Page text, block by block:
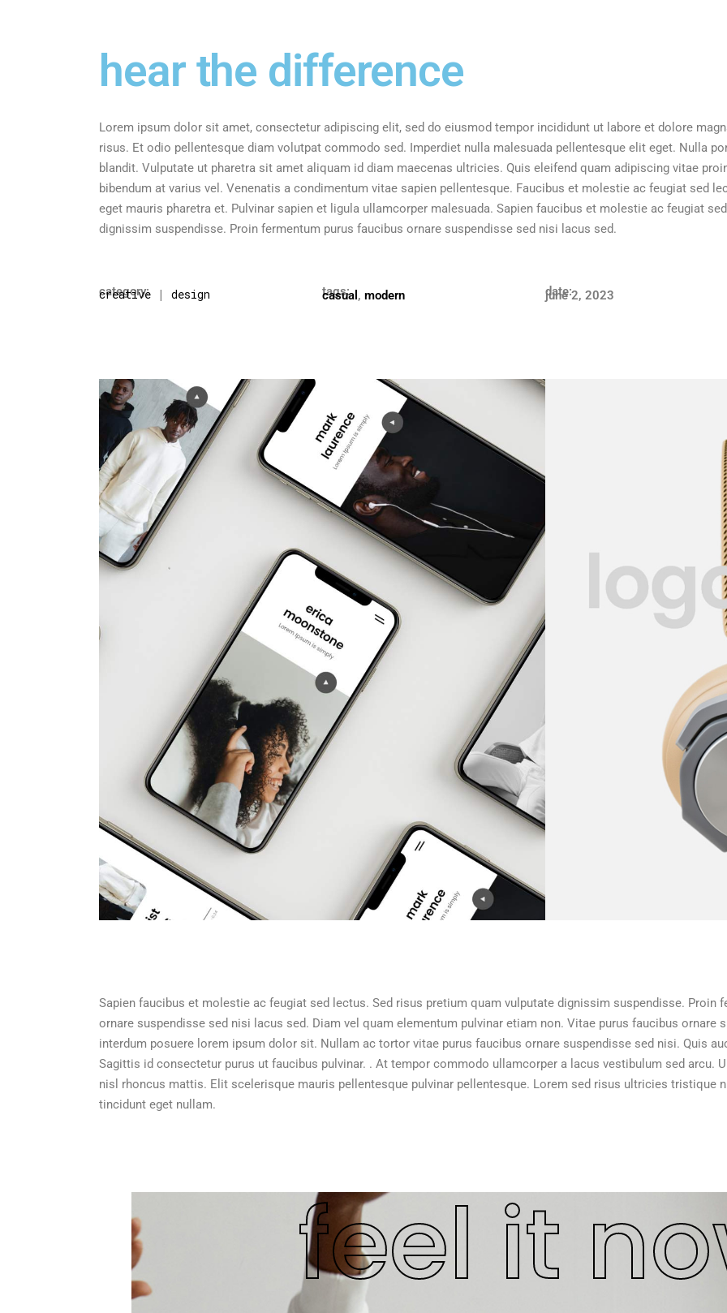
lauarääkijad
woblerid
parkimiskellad
roll-upid
otsetrüki sildid
bännerid
roll-upid
otsetrüki sildid
magnetid
põrandakleebised
bännerid
hear the difference
Lorem ipsum dolor sit amet, consectetur adipiscing elit, sed do eiusmod tempor incididunt ut labore et dolore
risus. Et odio pellentesque diam volutpat commodo sed. Imperdiet nulla malesuada pellentesque elit eget. Nulla
blandit. Vulputate ut pharetra sit amet aliquam id diam maecenas ultricies. Quis eleifend quam adipiscing vitae
bibendum at varius vel. Venenatis a condimentum vitae sapien pellentesque. Faucibus et molestie ac feugiat sed
eget mauris pharetra et. Pulvinar sapien et ligula ullamcorper malesuada. Sapien faucibus et molestie ac feugiat
dignissim suspendisse. Proin fermentum purus faucibus ornare suspendisse sed nisi lacus sed.
category:
creative | design tags:
casual , modern date:
june 2, 2023
Sapien faucibus et molestie ac feugiat sed lectus. Sed risus pretium quam vulputate dignissim suspendisse. Proin
ornare suspendisse sed nisi lacus sed. Diam vel quam elementum pulvinar etiam non. Vitae purus faucibus ornare
interdum posuere lorem ipsum dolor sit. Nullam ac tortor vitae purus faucibus ornare suspendisse sed nisi. Quis
Sagittis id consectetur purus ut faucibus pulvinar. . At tempor commodo ullamcorper a lacus vestibulum sed arcu.
nisl rhoncus mattis. Elit scelerisque mauris pellentesque pulvinar pellentesque. Lorem sed risus ultricies tristique
tincidunt eget nullam.
feel it